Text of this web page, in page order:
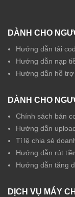
DÀNH CHO
Hướng dẫn tải
Hướng dẫn nạp
Hướng dẫn hỗ
DÀNH CHO
Chính sách bán
Hướng dẫn
Tỉ lệ chia sẻ
Hướng dẫn rút
Hướng dẫn tăng
DỊCH VỤ MÁY